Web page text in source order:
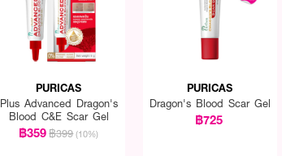
PURICAS
Plus Advanced Dragon's
Blood C&E Scar Gel
฿359฿399 (10%)
PURICAS
Dragon's Blood Scar Gel
฿725